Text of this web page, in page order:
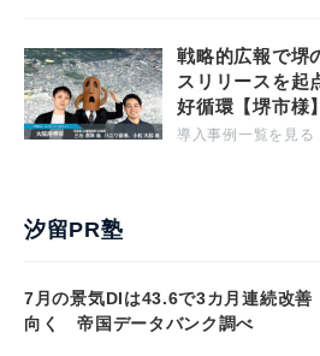
戦略的広報で堺
スリリースを起
好循環【堺市様】
導入事例一覧を見る
汐留PR塾
7月の景気DIは43.6で3カ月連続改
向く 帝国データバンク調べ